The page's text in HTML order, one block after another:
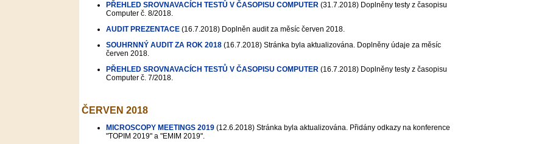
PŘEHLED SROVNAVACÍCH TESTŮ V ČASOPISU COMPUTER (31.7.2018) Doplněny testy z časopisu
Computer č. 8/2018.
AUDIT PREZENTACE (16.7.2018) Doplněn audit za měsíc červen 2018.
SOUHRNNÝ AUDIT ZA ROK 2018 (16.7.2018) Stránka byla aktualizována. Doplněny údaje za měsíc
červen 2018.
PŘEHLED SROVNAVACÍCH TESTŮ V ČASOPISU COMPUTER (16.7.2018) Doplněny testy z časopisu
Computer č. 7/2018.
ČERVEN 2018
MICROSCOPY MEETINGS 2019 (12.6.2018) Stránka byla aktualizována. Přidány odkazy na konference
"TOPIM 2019" a "EMIM 2019".